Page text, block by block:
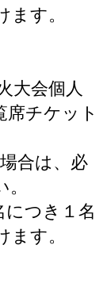
す。
大会個人
席チケット
合は、必
につき１名
す。